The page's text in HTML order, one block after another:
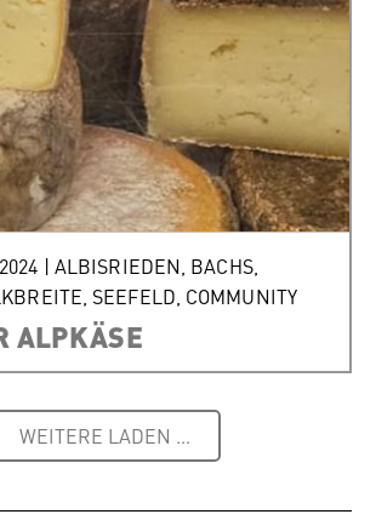
| ALBISRIEDEN BACHS,
SEEFELD COMMUNITY
ALPKÄSE
WEITERE LADEN …